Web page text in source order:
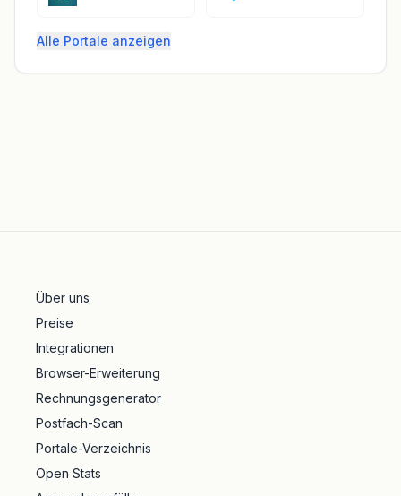
Alle Portale anzeigen
Über uns
Preise
Integrationen
Browser-Erweiterung
Rechnungsgenerator
Postfach-Scan
Portale-Verzeichnis
Open Stats